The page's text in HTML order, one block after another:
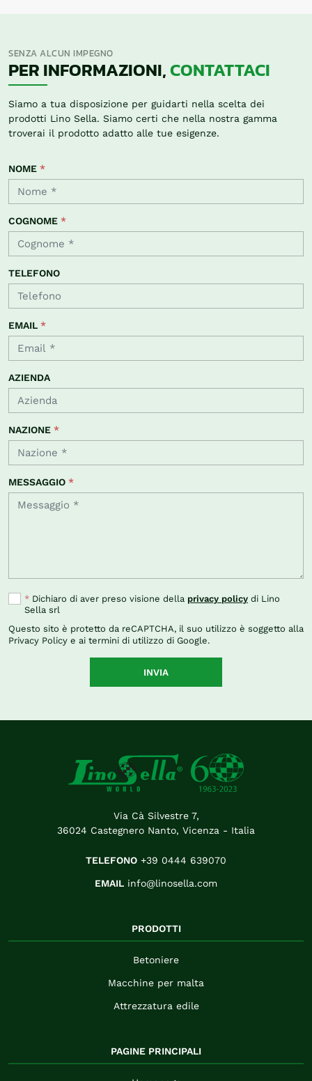
SENZA ALCUN IMPEGNO
PER INFORMAZIONI,CONTATTACI
Siamo a tua disposizione per guidarti nella scelta dei
prodotti Lino Sella. Siamo certi che nella nostra gamma
troverai il prodotto adatto alle tue esigenze.
NOME *
COGNOME *
TELEFONO
EMAIL *
AZIENDA
NAZIONE *
MESSAGGIO *
* Dichiaro di aver preso visione della privacy policy di Lino
Sella srl
Questo sito è protetto da reCAPTCHA, il suo utilizzo è soggetto alla
Privacy Policy e ai termini di utilizzo di Google.
INVIA
Via Cà Silvestre 7,
36024 Castegnero Nanto, Vicenza - Italia
TELEFONO +39 0444 639070
EMAIL info@linosella.com
PRODOTTI
Betoniere
Macchine per malta
Attrezzatura edile
PAGINE PRINCIPALI